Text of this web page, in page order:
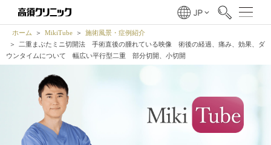
ホーム MikiTube
施術風景・症例紹介
二重まぶたミニ切開法 手術直後の腫れている映像 術後の経過、痛み、効果、ダ
ウンタイムについて 幅広い平行型二重 部分切開、小切開